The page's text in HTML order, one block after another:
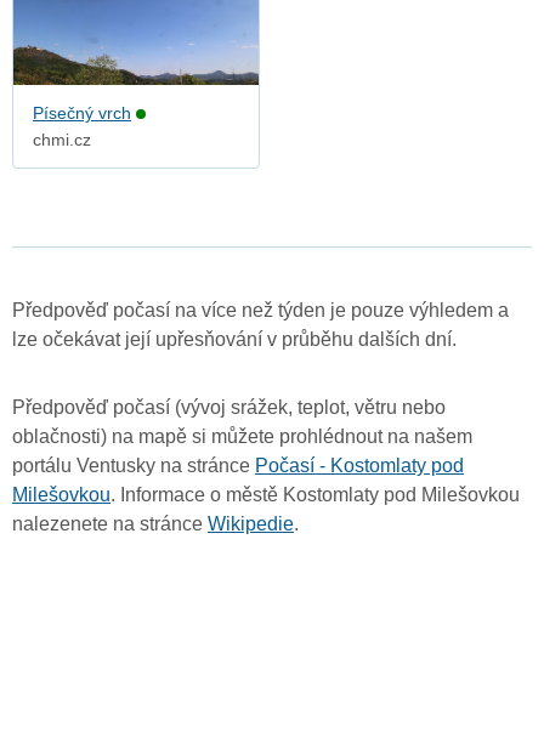
Písečný vrch
chmi.cz
Předpověď počasí na více než týden je pouze výhledem a
lze očekávat její upřesňování v průběhu dalších dní.
Předpověď počasí (vývoj srážek, teplot, větru nebo
oblačnosti) na mapě si můžete prohlédnout na našem
portálu Ventusky na stránce Počasí - Kostomlaty pod
Milešovkou. Informace o městě Kostomlaty pod Milešovkou
nalezenete na stránce Wikipedie.